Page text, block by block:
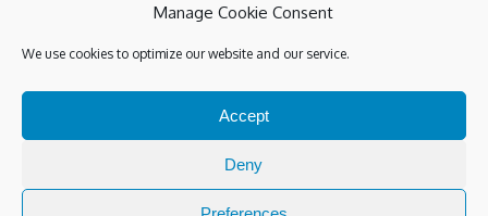
Manage Cookie Consent
We use cookies to optimize our website and our service.
Accept
Deny
Gestisci Cookies